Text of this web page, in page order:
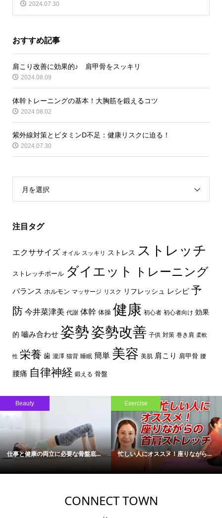
2024.07.30
おすすめ記事
肩こり改善に効果的♪ 肩甲骨をスッキリ
2024.08.09
体幹トレーニングの基本！大胸筋を鍛えるコツ
2024.08.02
紫外線対策とビタミンD不足：健康リスクに迫る！
2024.07.30
月を選択
注目タグ
エクササイズ オイル スッキリ ストレス ストレッチ
ストレッチポール ダイエット トレーニング
バランス ホルモン マッサージ リスク リフレッシュ レシピ 予
防 今井菜津美 代謝 体幹 体操 健康 初心者 初心者向け 効果
的 嚙み合わせ 姿勢姿勢改善 子供 対策 巻き肩 柔軟
性 栄養 歯 瀧澤 猫背 睡眠 簡単 美容 美肌 肩こり 肩甲骨 腰
腰痛 自律神経 鍛える 骨盤
Beauty
仕事と健康の両立に必要な骨盤底...
Exercise
忙しい人にオススメ！座りながら...
CONNECT TOWN